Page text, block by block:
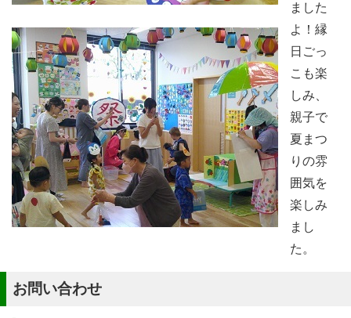
ました
よ！縁
日ごっ
こも楽
しみ、
親子で
夏まつ
りの雰
囲気を
楽しみ
まし
た。
お問い合わせ